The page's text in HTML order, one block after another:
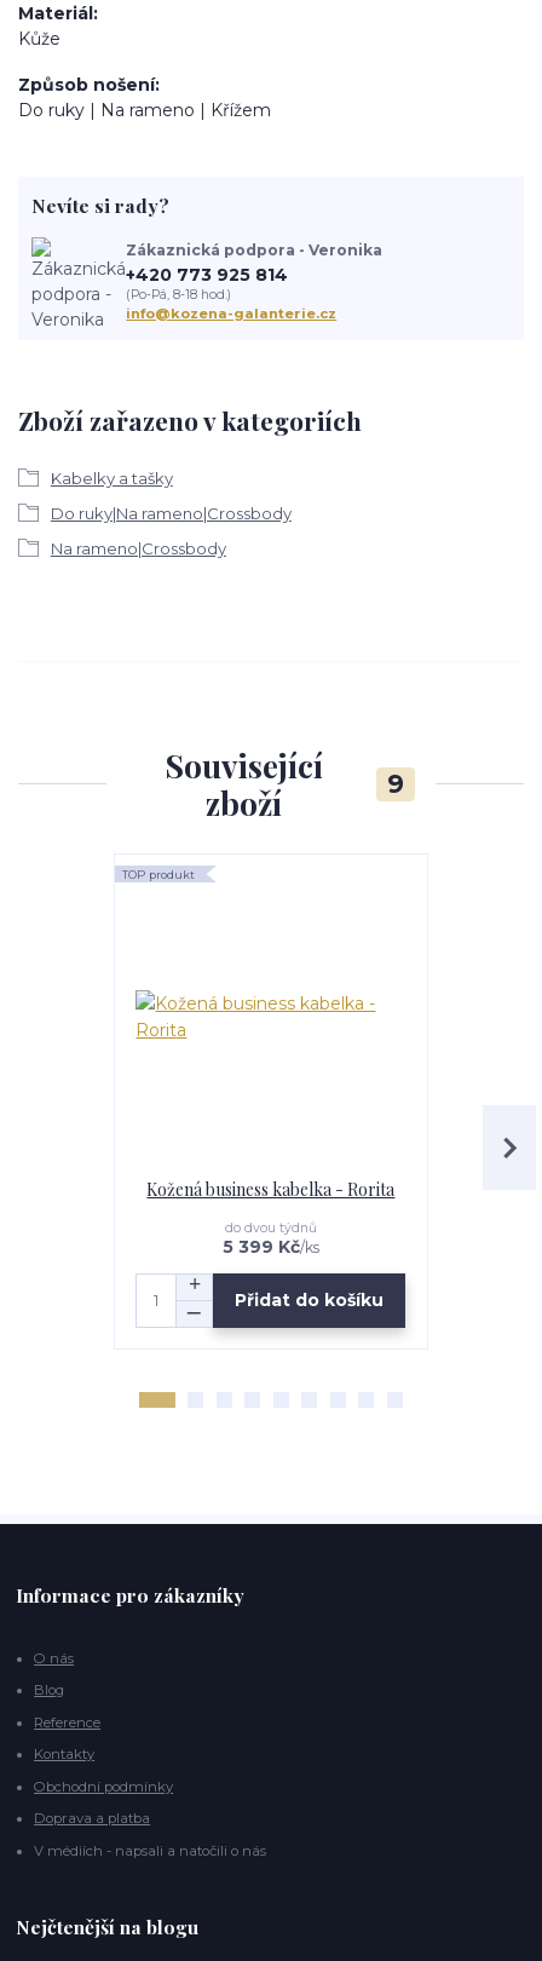
Materiál
Kůže
Způsob nošení
Do ruky | Na rameno | Křížem
Zboží zařazeno v kategoriích
Kabelky a tašky
Do ruky|Na rameno|Crossbody
Na rameno|Crossbody
Nevíte si rady?
Zákaznická podpora - Veronika
+420 773 925 814
(Po-Pá, 8-18 hod.)
info@kozena-galanterie.cz
Související
zboží
9
TOP produkt
Kožená business kabelka - Rorita
5 399 Kč/ks
do dvou týdnů
Přidat do košíku
Informace pro zákazníky
O nás
Blog
Reference
Kontakty
Obchodní podmínky
Doprava a platba
V médiích - napsali a natočili o nás
Nejčtenější na blogu